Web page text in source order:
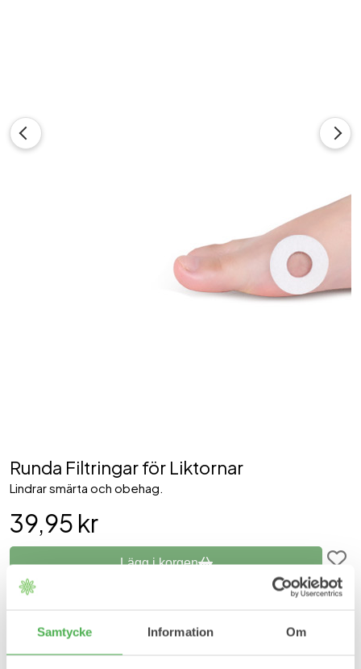
Samtycke Information Om
Runda Filtringar för Liktornar
Lindrar smärta och obehag.
39,95 kr
Lägg i korgen
I lager
Runda filtringar för liktornar.